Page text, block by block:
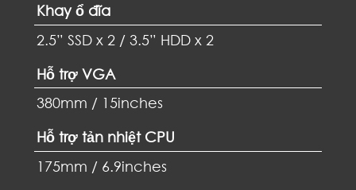
Khay ổ đĩa
2.5” SSD x 2 / 3.5” HDD x 2
Hỗ trợ VGA
380mm / 15inches
Hỗ trợ tản nhiệt CPU
175mm / 6.9inches